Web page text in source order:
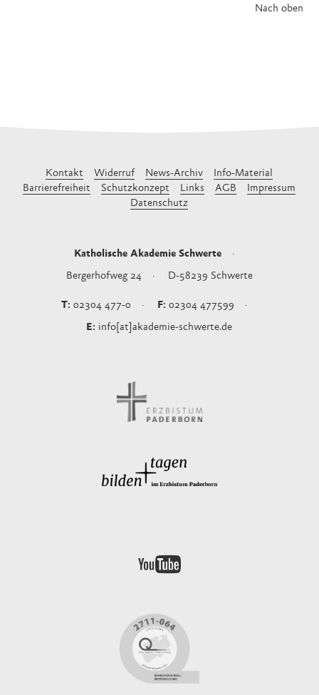
Nach oben
Kontakt Widerruf News-Archiv
Info-Material
Barrierefreiheit
Schutzkonzept Links AGB
Impressum
Datenschutz
Katholische Akademie Schwerte
Bergerhofweg 24 D-58239 Schwerte
02304 477-0 02304 477599
info[at]akademie-schwerte.de